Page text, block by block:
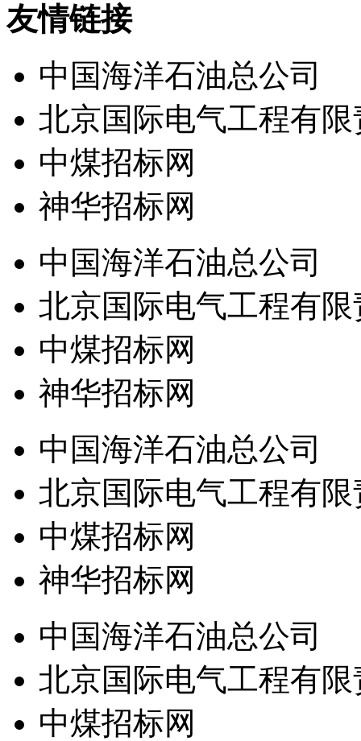
友情链接
中国海洋石油总公司
北京国际电气工程有
中煤招标网
神华招标网
中国海洋石油总公司
北京国际电气工程有
中煤招标网
神华招标网
中国海洋石油总公司
北京国际电气工程有
中煤招标网
神华招标网
中国海洋石油总公司
北京国际电气工程有
中煤招标网